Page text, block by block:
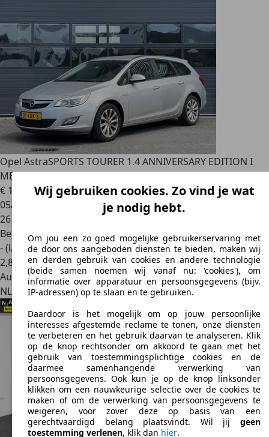
Opel AstraSPORTS TOURER 1.4 ANNIVERSARY EDITION I
MEENEEMPRI
€ 1.945
05/2012
261.490 km
Benzine
- (l/100 km)
2,8
Autobedrijf
NL 3443 TJWoerden
Wij gebruiken cookies. Zo vind je wat
je nodig hebt.
Om jou een zo goed mogelijke gebruikerservaring met
de door ons aangeboden diensten te bieden, maken wij
en derden gebruik van cookies en andere technologie
(beide samen noemen wij vanaf nu: 'cookies'), om
informatie over apparatuur en persoonsgegevens (bijv.
IP-adressen) op te slaan en te gebruiken.
Daardoor is het mogelijk om op jouw persoonlijke
interesses afgestemde reclame te tonen, onze diensten
te verbeteren en het gebruik daarvan te analyseren. Klik
op de knop rechtsonder om akkoord te gaan met het
gebruik van toestemmingsplichtige cookies en de
daarmee samenhangende verwerking van
persoonsgegevens. Ook kun je op de knop linksonder
klikken om een nauwkeurige selectie over de cookies te
maken of om de verwerking van persoonsgegevens te
weigeren, voor zover deze op basis van een
gerechtvaardigd belang plaatsvindt. Wil jij geen
toestemming verlenen, klik dan hier.